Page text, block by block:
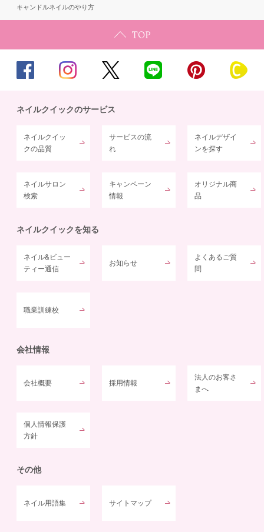
キャンドルネイルのやり方
ネイルクイックのサービス
ネイルクイッ
クの品質
サービスの流
れ
ネイルデザイ
ンを探す
ネイルサロン
検索
キャンペーン
情報
オリジナル商
品
ネイルクイックを知る
ネイル&ビュー
ティー通信
お知らせ
よくあるご質
問
職業訓練校
会社情報
会社概要 採用情報
法人のお客さ
まへ
個人情報保護
方針
その他
ネイル用語集 サイトマップ